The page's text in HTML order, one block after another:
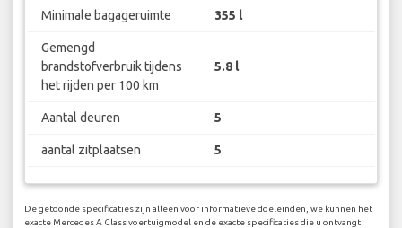
Minimale bagageruimte 355 l
Gemengd
brandstofverbruik tijdens
het rijden per 100 km
5.8 l
Aantal deuren 5
aantal zitplaatsen 5
De getoonde specificaties zijn alleen voor informatieve doeleinden, we kunnen het
exacte Mercedes A Class voertuigmodel en de exacte specificaties die u ontvangt